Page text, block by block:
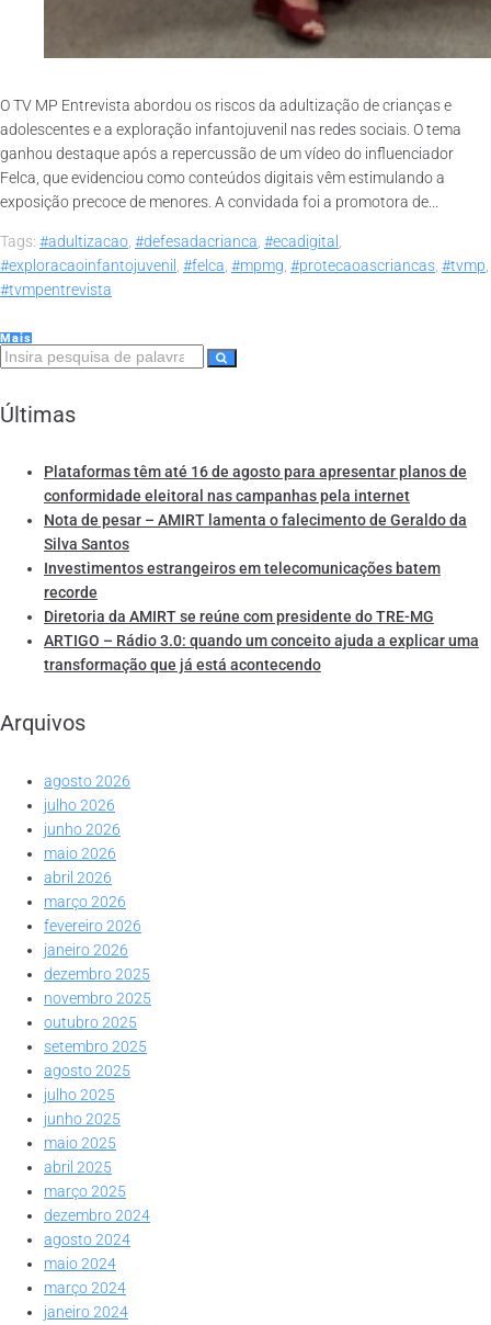
O TV MP Entrevista abordou os riscos da adultização de crianças e
adolescentes e a exploração infantojuvenil nas redes sociais. O tema
ganhou destaque após a repercussão de um vídeo do influenciador
Felca, que evidenciou como conteúdos digitais vêm estimulando a
exposição precoce de menores. A convidada foi a promotora de...
Tags: #adultizacao, #defesadacrianca, #ecadigital ,
#exploracaoinfantojuvenil , #felca, #mpmg, #protecaoascriancas, #tvmp,
#tvmpentrevista
Mais
Últimas
Plataformas têm até 16 de agosto para apresentar planos de
conformidade eleitoral nas campanhas pela internet
Nota de pesar – AMIRT lamenta o falecimento de Geraldo da
Silva Santos
Investimentos estrangeiros em telecomunicações batem
recorde
Diretoria da AMIRT se reúne com presidente do TRE-MG
ARTIGO – Rádio 3.0: quando um conceito ajuda a explicar uma
transformação que já está acontecendo
Arquivos
agosto 2026
julho 2026
junho 2026
maio 2026
abril 2026
março 2026
fevereiro 2026
janeiro 2026
dezembro 2025
novembro 2025
outubro 2025
setembro 2025
agosto 2025
julho 2025
junho 2025
maio 2025
abril 2025
março 2025
dezembro 2024
agosto 2024
maio 2024
março 2024
janeiro 2024